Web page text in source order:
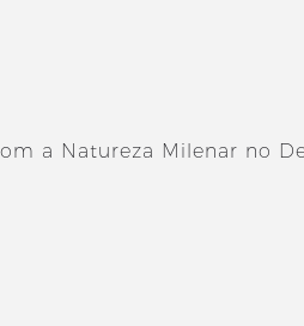
a Natureza Milenar no